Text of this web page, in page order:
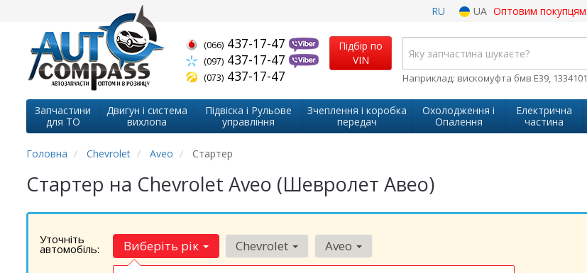
RU UA Оптовим покупцям
(066) 437-17-47
(097) 437-17-47
(073) 437-17-47
Підбір по
VIN
Наприклад: вискомуфта бмв Е39, 1334101
Запчастини
для ТО
Двигун і система
вихлопа
Підвіска і Рульове
управління
Зчеплення і коробка
передач
Охолодження і
Опалення
Електрична
частина
Головна Chevrolet Aveo Стартер
Стартер на Chevrolet Aveo (Шевролет Авео)
Уточніть
автомобіль: Виберіть рік Chevrolet Aveo